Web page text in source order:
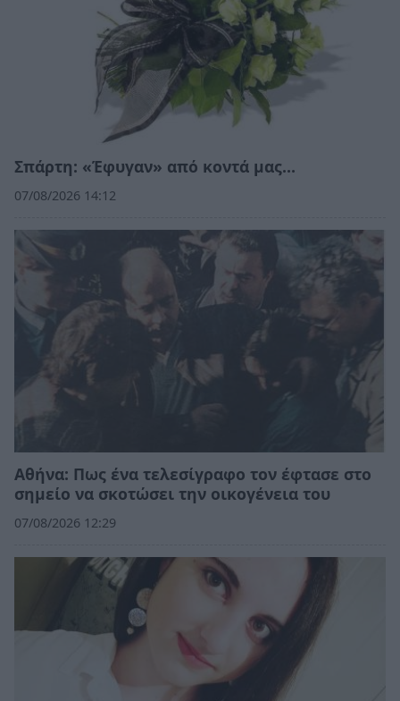
Σπάρτη: «Έφυγαν» από κοντά μας…
07/08/2026 14:12
Αθήνα: Πως ένα τελεσίγραφο τον έφτασε στο
σημείο να σκοτώσει την οικογένεια του
07/08/2026 12:29